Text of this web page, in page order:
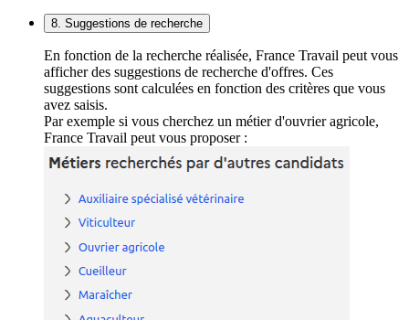
8. Suggestions de recherche
En fonction de la recherche réalisée, France Travail peut vous
afficher des suggestions de recherche d'offres. Ces
suggestions sont calculées en fonction des critères que vous
avez saisis.
Par exemple si vous cherchez un métier d'ouvrier agricole,
France Travail peut vous proposer :